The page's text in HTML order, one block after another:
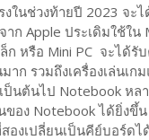
งในช่วงท้ายปี 2023 จ
ก Apple ประเดิมใช้ใน
ก หรือ Mini PC จะได้
าก รวมถึงเครื่องเล่นเ
นต้นไป Notebook หล
ของ Notebook ได้ยิ่ง
องเปลี่ยนเป็นคีย์บอร์ด